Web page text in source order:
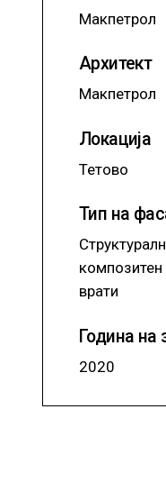
Макпетрол
Архитект
Макпетрол
Локација
Тетово
Тип на
композитен
врати
Година
2020